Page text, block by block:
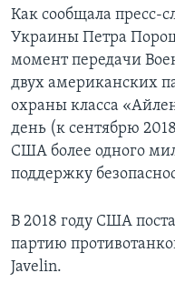
Как сообщала пресс-
Украины Петра
момент передачи
двух американских
охраны класса
день (к сентябрю
США более одного
поддержку
В 2018 году США
партию
Javelin.